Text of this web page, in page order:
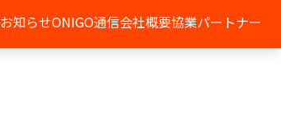
お知らせONIGO通信会社概要協業パートナー